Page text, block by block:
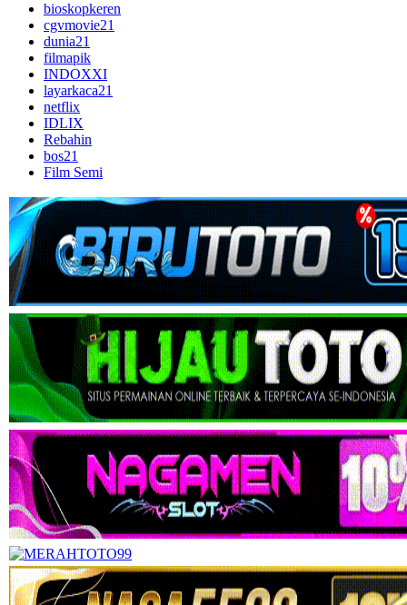
bioskopkeren
cgvmovie21
dunia21
filmapik
INDOXXI
layarkaca21
netflix
IDLIX
Rebahin
bos21
Film Semi